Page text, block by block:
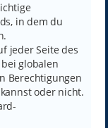
in dem du
jeder Seite des
globalen
Berechtigungen
oder nicht.